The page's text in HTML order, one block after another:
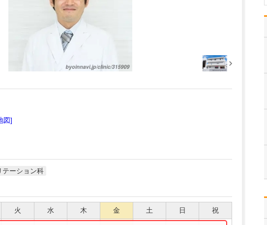
図]
テーション科
火 水 木 金 土 日 祝